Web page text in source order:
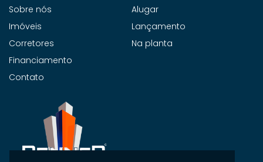
Sobre nós
Imóveis
Corretores
Financiamento
Contato
Alugar
Lançamento
Na planta